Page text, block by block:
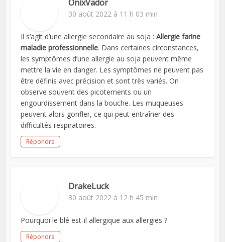
OnixVador
30 août 2022 à 11 h 03 min
Il s’agit d’une allergie secondaire au soja :Allergie farine
maladie professionnelle. Dans certaines circonstances,
les symptômes d’une allergie au soja peuvent même
mettre la vie en danger. Les symptômes ne peuvent pas
être définis avec précision et sont très variés. On
observe souvent des picotements ou un
engourdissement dans la bouche. Les muqueuses
peuvent alors gonfler, ce qui peut entraîner des
difficultés respiratoires.
Répondre
DrakeLuck
30 août 2022 à 12 h 45 min
Pourquoi le blé est-il allergique aux allergies ?
Répondre